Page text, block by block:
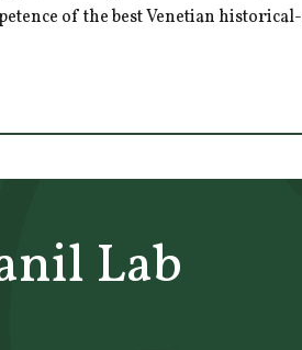
of the best Venetian
Lab